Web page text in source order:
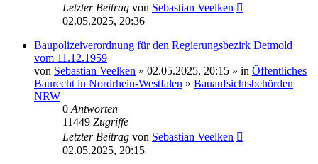
Letzter Beitrag von Sebastian Veelken
02.05.2025, 20:36
Baupolizeiverordnung für den Regierungsbezirk Detmold
vom 11.12.1959
von Sebastian Veelken » 02.05.2025, 20:15 » in Öffentliches
Baurecht in Nordrhein-Westfalen » Bauaufsichtsbehörden
NRW
0Antworten
11449 Zugriffe
Letzter Beitrag von Sebastian Veelken
02.05.2025, 20:15